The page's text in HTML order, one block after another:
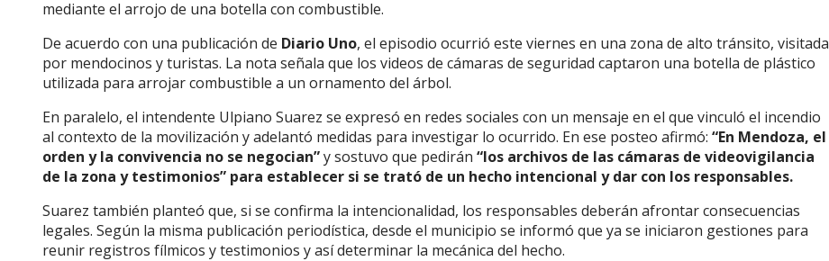
mediante el arrojo de una botella con combustible.
De acuerdo con una publicación de Diario Uno, el episodio ocurrió este viernes en una zona de alto tránsito, visitada
por mendocinos y turistas. La nota señala que los videos de cámaras de seguridad captaron una botella de plástico
utilizada para arrojar combustible a un ornamento del árbol.
En paralelo, el intendente Ulpiano Suarez se expresó en redes sociales con un mensaje en el que vinculó el incendio
al contexto de la movilización y adelantó medidas para investigar lo ocurrido. En ese posteo afirmó: “En Mendoza, el
orden y la convivencia no se negocian”y sostuvo que pedirán “los archivos de las cámaras de videovigilancia
de la zona y testimonios” para establecer si se trató de un hecho intencional y dar con los responsables.
Suarez también planteó que, si se confirma la intencionalidad, los responsables deberán afrontar consecuencias
legales. Según la misma publicación periodística, desde el municipio se informó que ya se iniciaron gestiones para
reunir registros fílmicos y testimonios y así determinar la mecánica del hecho.